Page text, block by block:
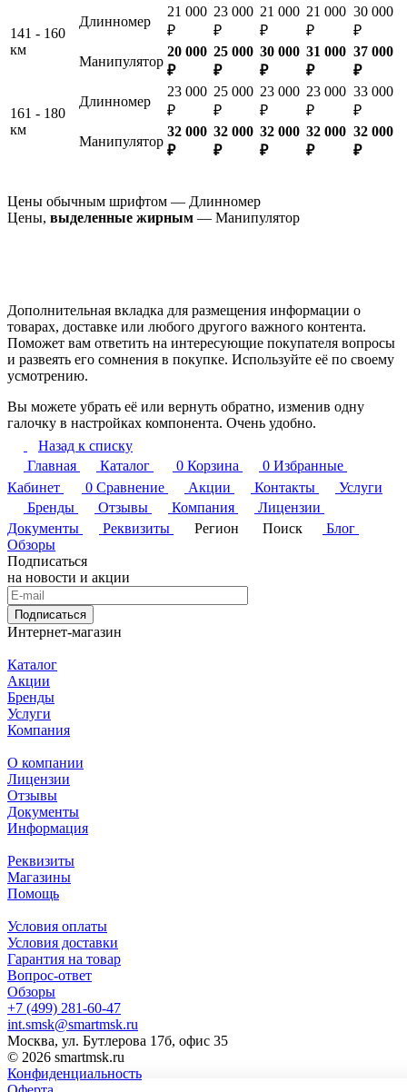
141 - 160
км
Длинномер
21 000
₽
23 000
₽
21 000
₽
21 000
₽
30 000
₽
Манипулятор
20 000
₽
25 000
₽
30 000
₽
31 000
₽
37 000
₽
161 - 180
км
Длинномер
23 000
₽
25 000
₽
23 000
₽
23 000
₽
33 000
₽
Манипулятор
32 000
₽
32 000
₽
32 000
₽
32 000
₽
32 000
₽
Цены обычным шрифтом — Длинномер
Цены, выделенные жирным — Манипулятор
Дополнительная вкладка для размещения информации о
товарах, доставке или любого другого важного контента.
Поможет вам ответить на интересующие покупателя вопросы
и развеять его сомнения в покупке. Используйте её по своему
усмотрению.
Вы можете убрать её или вернуть обратно, изменив одну
галочку в настройках компонента. Очень удобно.
Назад к списку
Главная
Каталог 0 Корзина 0 Избранные
Кабинет
0 Сравнение Акции Контакты
Услуги
Бренды
Отзывы Компания
Лицензии
Документы
Реквизиты Регион Поиск
Блог
Обзоры
Подписаться
на новости и акции
Подписаться
Интернет-магазин
Каталог
Акции
Бренды
Услуги
Компания
О компании
Лицензии
Отзывы
Документы
Информация
Реквизиты
Магазины
Помощь
Условия оплаты
Условия доставки
Гарантия на товар
Вопрос-ответ
Обзоры
+7 (499) 281-60-47
int.smsk@smartmsk.ru
Москва, ул. Бутлерова 17б, офис 35
© 2026 smartmsk.ru
Конфиденциальность